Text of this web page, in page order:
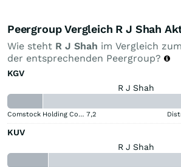
Peergroup Vergleich R J Shah
Wie steht R J Shah im Vergleich
der entsprechenden Peergroup?
KGV
R J Shah
Comstock Holding Companies Registered (A) 7,2
KUV
R J Shah